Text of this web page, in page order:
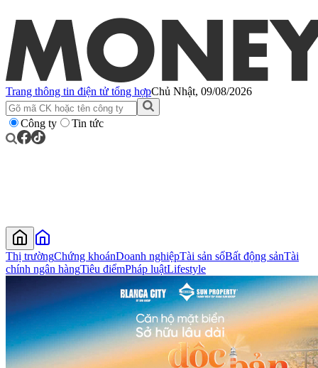
Trang thông tin điện tử tổng hợpChủ Nhật, 09/08/2026
Công ty Tin tức
Thị trườngChứng khoánDoanh nghiệpTài sản sốBất động sảnTài
chính ngân hàngTiêu điểmPháp luậtLifestyle